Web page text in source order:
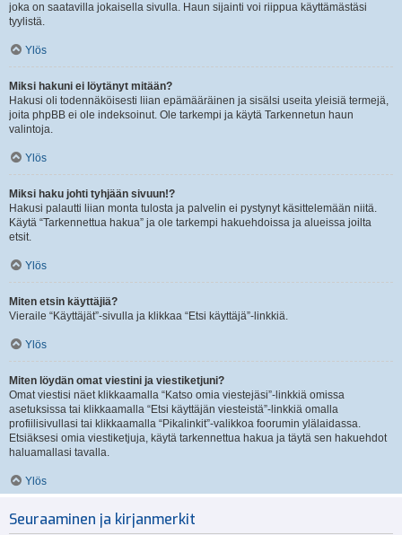
joka on saatavilla jokaisella sivulla. Haun sijainti voi riippua käyttämästäsi
tyylistä.
Ylös
Miksi hakuni ei löytänyt mitään?
Hakusi oli todennäköisesti liian epämääräinen ja sisälsi useita yleisiä termejä,
joita phpBB ei ole indeksoinut. Ole tarkempi ja käytä Tarkennetun haun
valintoja.
Ylös
Miksi haku johti tyhjään sivuun!?
Hakusi palautti liian monta tulosta ja palvelin ei pystynyt käsittelemään niitä.
Käytä “Tarkennettua hakua” ja ole tarkempi hakuehdoissa ja alueissa joilta
etsit.
Ylös
Miten etsin käyttäjiä?
Vieraile “Käyttäjät”-sivulla ja klikkaa “Etsi käyttäjä”-linkkiä.
Ylös
Miten löydän omat viestini ja viestiketjuni?
Omat viestisi näet klikkaamalla “Katso omia viestejäsi”-linkkiä omissa
asetuksissa tai klikkaamalla “Etsi käyttäjän viesteistä”-linkkiä omalla
profiilisivullasi tai klikkaamalla “Pikalinkit”-valikkoa foorumin ylälaidassa.
Etsiäksesi omia viestiketjuja, käytä tarkennettua hakua ja täytä sen hakuehdot
haluamallasi tavalla.
Ylös
Seuraaminen ja kirjanmerkit